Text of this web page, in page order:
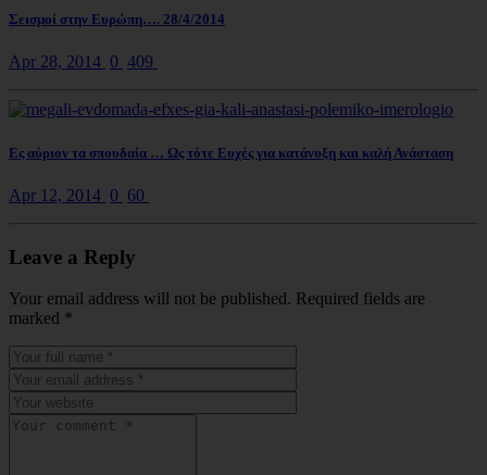
Σεισμοί στην Ευρώπη…. 28/4/2014
Apr 28, 2014 0 409
Ες αύριον τα σπουδαία … Ως τότε Ευχές για κατάνυξη και καλή Ανάσταση
Apr 12, 2014 0 60
Leave a Reply
Your email address will not be published. Required fields are
marked *